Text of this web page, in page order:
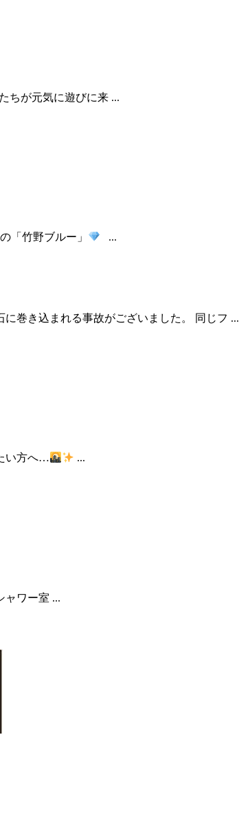
ちが元気に遊びに来 ...
「竹野ブルー」 ...
巻き込まれる事故がございました。 同じフ ...
い方へ… ...
ワー室 ...